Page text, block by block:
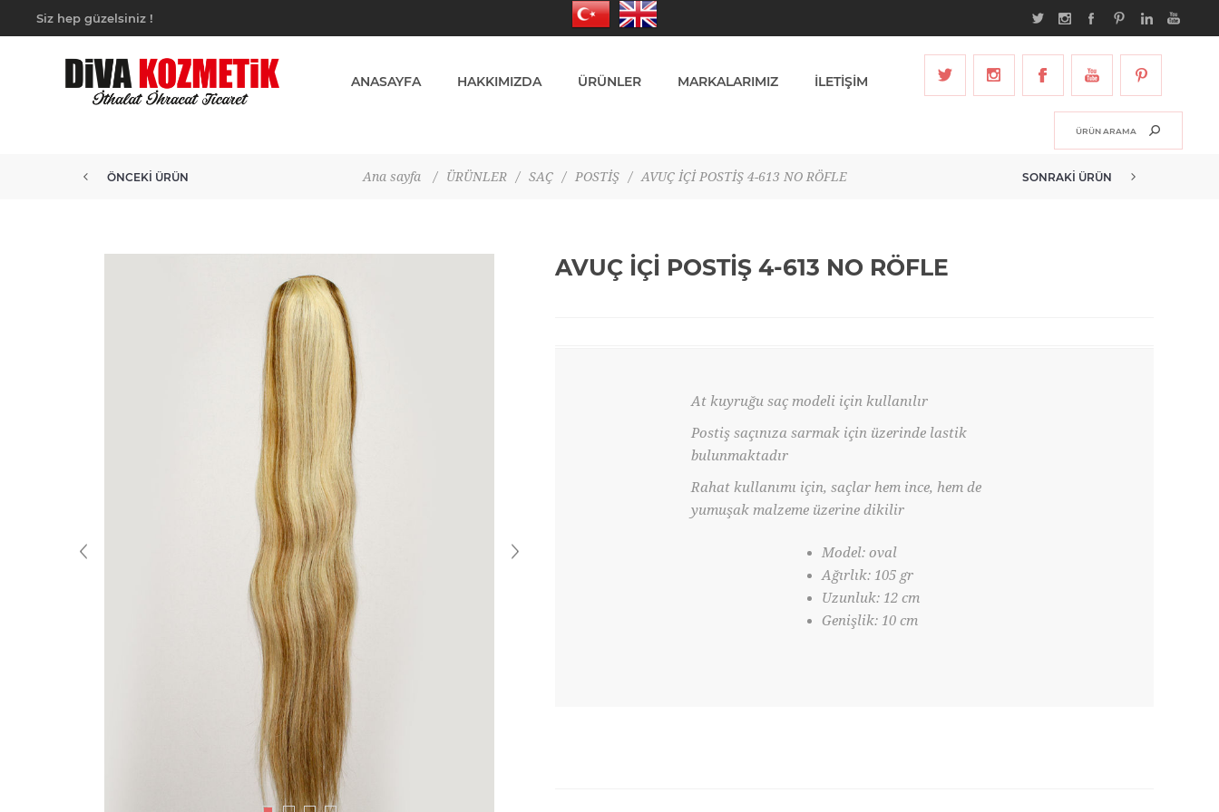
Siz hep güzelsiniz !
ANASAYFA HAKKIMIZDA ÜRÜNLER MARKALARIMIZ İLETİŞİM
Ana sayfa / ÜRÜNLER / SAÇ / POSTİŞ / AVUÇ İÇİ POSTİŞ 4-613 NO RÖFLE
ÖNCEKI ÜRÜN SONRAKI ÜRÜN
AVUÇ İÇİ POSTİŞ 4-613 NO RÖFLE
At kuyruğu saç modeli için kullanılır
Postiş saçınıza sarmak için üzerinde lastik
bulunmaktadır
Rahat kullanımı için, saçlar hem ince, hem de
yumuşak malzeme üzerine dikilir
Model: oval
Ağırlık: 105 gr
Uzunluk: 12 cm
Genişlik: 10 cm